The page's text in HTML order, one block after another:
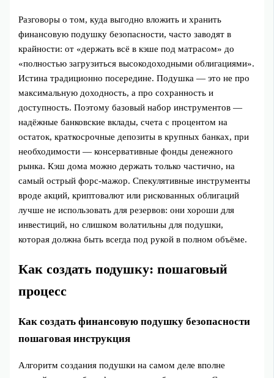
Разговоры о том, куда выгодно вложить и хранить
финансовую подушку безопасности, часто заводят в
крайности: от «держать всё в кэше под матрасом» до
«полностью загрузиться высокодоходными облигациями».
Истина традиционно посередине. Подушка — это не про
максимальную доходность, а про сохранность и
доступность. Поэтому базовый набор инструментов —
надёжные банковские вклады, счета с процентом на
остаток, краткосрочные депозиты в крупных банках, при
необходимости — консервативные фонды денежного
рынка. Кэш дома можно держать только частично, на
самый острый форс‑мажор. Спекулятивные инструменты
вроде акций, криптовалют или рискованных облигаций
лучше не использовать для резервов: они хороши для
инвестиций, но слишком волатильны для подушки,
которая должна быть всегда под рукой в полном объёме.
Как создать подушку: пошаговый
процесс
Как создать финансовую подушку безопасности
пошаговая инструкция
Алгоритм создания подушки на самом деле вполне